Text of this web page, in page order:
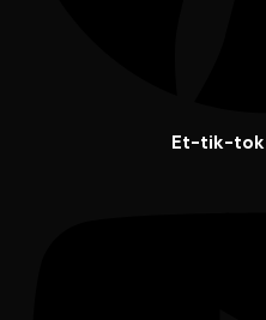
Et-tik-tok